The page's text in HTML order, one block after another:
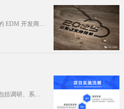
关于我们：二零二五科技是全球领先的 EDM 开发商和服务提供商，经中华人民共和国工业和信息化部以及广西经济和信息化委员会评定和···
彩虹企业图纸管理系统项目实施主要包括调研、系统安装、初始化设置、用户培训、应用调试和验收五个阶段；每个阶段有不同的工作事项，各···